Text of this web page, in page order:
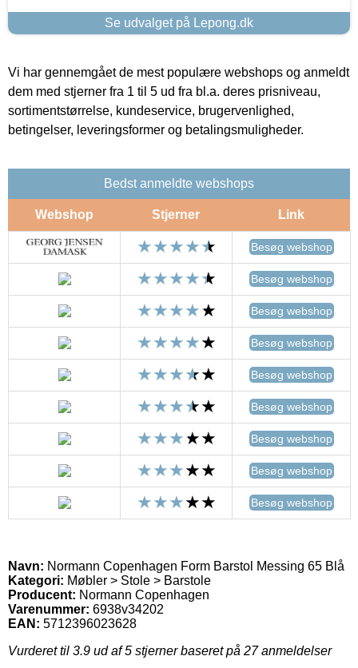
Se udvalget på Lepong.dk
Vi har gennemgået de mest populære webshops og anmeldt
dem med stjerner fra 1 til 5 ud fra bl.a. deres prisniveau,
sortimentstørrelse, kundeservice, brugervenlighed,
betingelser, leveringsformer og betalingsmuligheder.
Bedst anmeldte webshops
Webshop Stjerner Link
Besøg webshop
Besøg webshop
Besøg webshop
Besøg webshop
Besøg webshop
Besøg webshop
Besøg webshop
Besøg webshop
Besøg webshop
Navn: Normann Copenhagen Form Barstol Messing 65 Blå
Kategori: Møbler > Stole > Barstole
Producent: Normann Copenhagen
Varenummer: 6938v34202
EAN: 5712396023628
Vurderet til 3.9 ud af 5 stjerner baseret på 27anmeldelser